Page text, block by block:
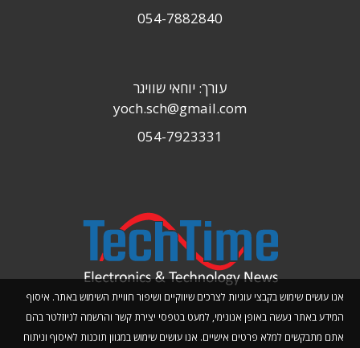
אנו עושים שימוש בקבצי עוגיות לצרכים שיווקיים ושיפור חוויית השימוש באתר. איסוף
המידע באתר נעשה באופן אנונימי, למעט בטפסי יצירת קשר והרשמה לניוזלטר בהם
אתם מתבקשים למלא פרטים אישיים. אנו עושים שימוש במגוון תוכנות לאיסוף וניתוח
054-7882840
עורך: יוחאי שוויגר
yoch.sch@gmail.com
054-7923331